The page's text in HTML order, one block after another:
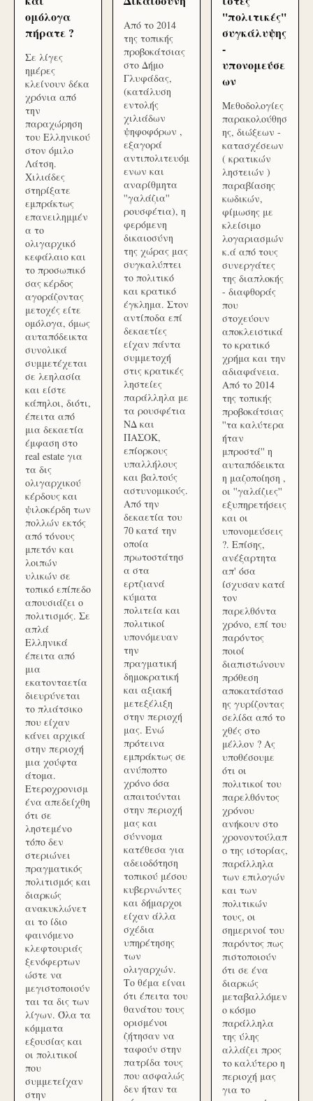
ομόλογα
πήρατε ?
Σε λίγες
ημέρες
κλείνουν δέκα
χρόνια από
την
παραχώρηση
του Ελληνικού
στον όμιλο
Λάτση.
Χιλιάδες
στηρίξατε
εμπράκτως
επανειλημμέν
α το
ολιγαρχικό
κεφάλαιο και
το προσωπικό
σας κέρδος
αγοράζοντας
μετοχές είτε
ομόλογα, όμως
αυταπόδεικτα
συνολικά
συμμετέχεται
σε λεηλασία
και είστε
κάπηλοι, διότι,
έπειτα από
μια δεκαετία
έμφαση στο
real estate για
τα δις
ολιγαρχικού
κέρδους και
ψιλοκέρδη των
πολλών εκτός
από τόνους
μπετόν και
λοιπών
υλικών σε
τοπικό επίπεδο
απουσιάζει ο
πολιτισμός. Σε
απλά
Ελληνικά
έπειτα από
μια
εκατονταετία
διευρύνεται
το πλιάτσικο
που είχαν
κάνει αρχικά
στην περιοχή
μια χούφτα
άτομα.
Ετεροχρονισμ
ένα απεδείχθη
ότι σε
ληστεμένο
τόπο δεν
στεριώνει
πραγματικός
πολιτισμός και
διαρκώς
ανακυκλώνετ
αι το ίδιο
φαινόμενο
κλεφτουριάς
ξενόφερτων
ώστε να
μεγιστοποιούν
ται τα δις των
λίγων. Όλα τα
κόμματα
εξουσίας και
οι πολιτικοί
που
συμμετείχαν
στην
Από το 2014
της τοπικής
προβοκάτσιας
στο Δήμο
Γλυφάδας,
(κατάλυση
εντολής
χιλιάδων
ψηφοφόρων ,
εξαγορά
αντιπολιτευόμ
ενων και
αναρίθμητα
''γαλάζια''
ρουσφέτια), η
φερόμενη
δικαιοσύνη
της χώρας μας
συγκαλύπτει
το πολιτικό
και κρατικό
έγκλημα. Στον
αντίποδα επί
δεκαετίες
είχαν πάντα
συμμετοχή
στις κρατικές
ληστείες
παράλληλα με
τα ρουσφέτια
ΝΔ και
ΠΑΣΟΚ,
επίορκους
υπαλλήλους
και βαλτούς
αστυνομικούς.
Από την
δεκαετία του
70 κατά την
οποία
πρωτοστάτησ
α στα
ερτζιανά
κύματα
πολιτεία και
πολιτικοί
υπονόμευαν
την
πραγματική
δημοκρατική
και αξιακή
μετεξέλιξη
στην περιοχή
μας. Ενώ
πρότεινα
εμπράκτως σε
ανύποπτο
χρόνο όσα
απαιτούνται
στην περιοχή
μας και
σύννομα
κατέθεσα για
αδειοδότηση
τοπικού μέσου
κυβερνώντες
και δήμαρχοι
είχαν άλλα
σχέδια
υπηρέτησης
των
ολιγαρχών.
Το θέμα είναι
ότι έπειτα του
θανάτου τους
ορισμένοι
ζήτησαν να
ταφούν στην
πατρίδα τους
που ασφαλώς
δεν ήταν τα
''πολιτικές''
συγκάλυψης
-
υπονομεύσε
ων
Μεθοδολογίες
παρακολούθησ
ης, διώξεων -
κατασχέσεων
( κρατικών
ληστειών )
παραβίασης
κωδικών,
φίμωσης με
κλείσιμο
λογαριασμών
κ.ά από τους
συνεργάτες
της διαπλοκής
- διαφθοράς
που
στοχεύουν
αποκλειστικά
το κρατικό
χρήμα και την
αδιαφάνεια.
Από το 2014
της τοπικής
προβοκάτσιας
''τα καλύτερα
ήταν
μπροστά'' η
αυταπόδεικτα
η μαζοποίηση ,
οι ''γαλάζιες''
εξυπηρετήσεις
και οι
υπονομεύσεις
?. Επίσης,
ανέξαρτητα
απ' όσα
ίσχυσαν κατά
τον
παρελθόντα
χρόνο, επί του
παρόντος
ποιοί
διαπιστώνουν
πρόθεση
αποκατάστασ
ης γυρίζοντας
σελίδα από το
χθές στο
μέλλον ? Ας
υποθέσουμε
ότι οι
πολιτικοί του
παρελθόντος
χρόνου
ανήκουν στο
χρονοντούλαπ
ο της ιστορίας,
παράλληλα
των επιλογών
και των
πολιτικών
τους, οι
σημερινοί του
παρόντος πως
πιστοποιούν
ότι σε ένα
διαρκώς
μεταβαλλόμεν
ο κόσμο
παράλληλα
της ύλης
αλλάζει προς
το καλύτερο η
περιοχή μας
για το